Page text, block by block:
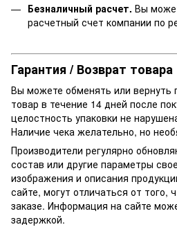
Безналичный расчет. Вы
расчетный счет компании по
Гарантия / Возврат товара
Вы можете обменять или вернуть
товар в течение 14 дней после
целостность упаковки не
Наличие чека желательно, но
Производители регулярно
состав или другие параметры
изображения и описания
сайте, могут отличаться от того,
заказе. Информация на сайте
задержкой.